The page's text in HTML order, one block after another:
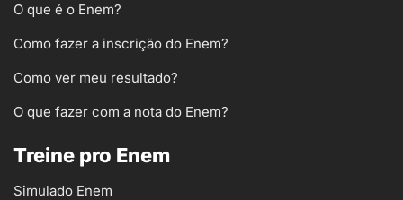
O que é o Enem?
Como fazer a inscrição do Enem?
Como ver meu resultado?
O que fazer com a nota do Enem?
Treine pro Enem
Simulado Enem